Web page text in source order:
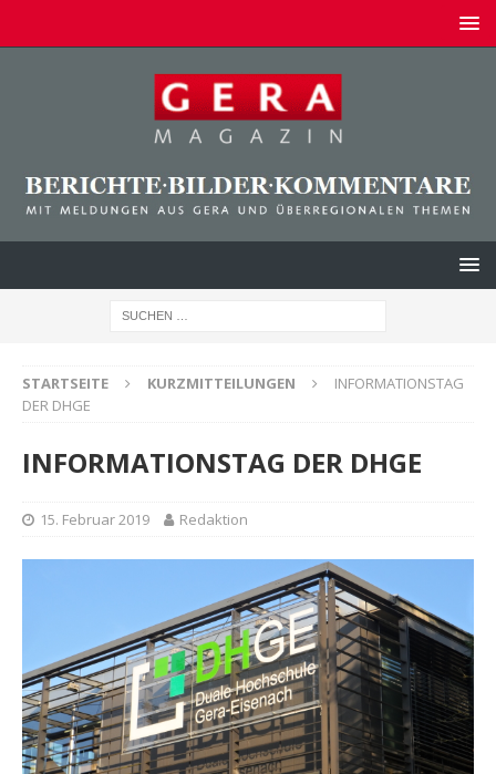
STARTSEITE KURZMITTEILUNGEN
INFORMATIONSTAG
DER DHGE
INFORMATIONSTAG DER DHGE
15. Februar 2019 Redaktion